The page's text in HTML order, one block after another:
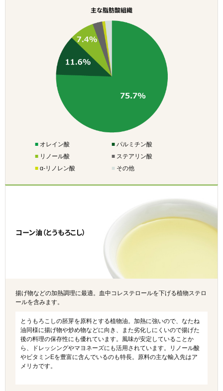
主な脂肪酸組織
■オレイン酸 ■パルミチン酸
■リノール酸 ■ステアリン酸
■α-リノレン酸 ■ その他
コーン油（とうもろこし）
揚げ物などの加熱調理に最適。血中コレステロールを下げる植物ステロ
ールを含みます。
とうもろこしの胚芽を原料とする植物油。加熱に強いので、なたね
油同様に揚げ物や炒め物などに向き、また劣化しにくいので揚げた
後の料理の保存性にも優れています。風味が安定していることか
ら、ドレッシングやマヨネーズにも活用されています。リノール酸
やビタミンEを豊富に含んでいるのも特長。原料の主な輸入先はア
メリカです。